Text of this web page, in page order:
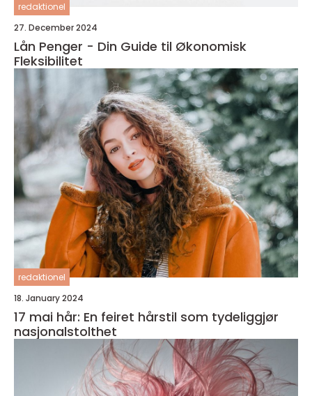
redaktionel
27. December 2024
Lån Penger - Din Guide til Økonomisk
Fleksibilitet
redaktionel
18. January 2024
17 mai hår: En feiret hårstil som tydeliggjør
nasjonalstolthet